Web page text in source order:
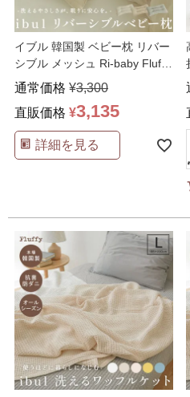
イブル 韓国製 ベビー枕 リバー
シブル メッシュ Ri-baby Fluffy
…
通常価格 ¥3,300
直販価格 ¥3,135
詳細を見る